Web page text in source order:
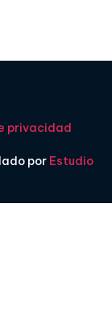
privacidad
por Estudio